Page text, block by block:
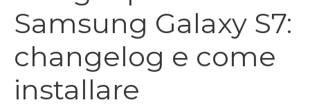
Samsung Galaxy S7:
changelog e come
installare